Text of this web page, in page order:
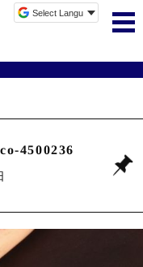
4500236